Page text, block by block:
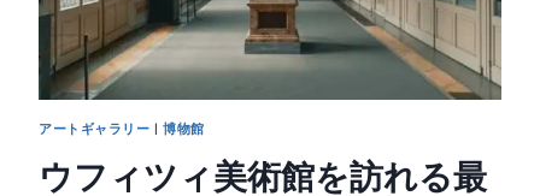
的
な
旅
の
ン
アートギャラリー |博物館
ウフィツィ美術館を訪れる最